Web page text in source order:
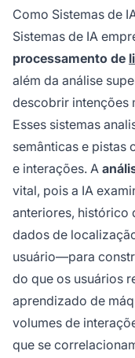
Como Sistemas de
Sistemas de IA
processamento de
além da análise
descobrir intenções
Esses sistemas
semânticas e pistas
e interações. A
vital, pois a IA
anteriores, histórico
dados de
usuário—para
do que os usuários
aprendizado de
volumes de
que se